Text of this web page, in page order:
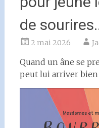
de
2 mai 2026
Quand un âne se
peut lui arriver bien